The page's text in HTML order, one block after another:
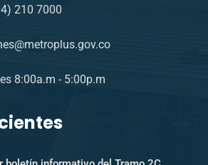
210 7000
8:00a.m - 5:00p.m